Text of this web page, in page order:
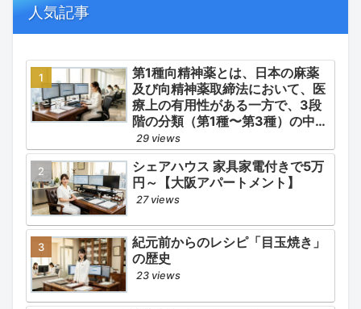
となります。
人気記事
第1種向精神薬とは、日本の麻薬
及び向精神薬取締法において、医
療上の有用性がある一方で、3段
階の分類（第1種〜第3種）の中で
最も医療用としての濫用の危険性
が高く、有害作用が強いとされる
医薬品です。
29 views
シェアハウス 家具家電付きで5万
円～【大阪アパートメント】
27 views
紀元前からのレシピ「目玉焼き」
の歴史
23 views